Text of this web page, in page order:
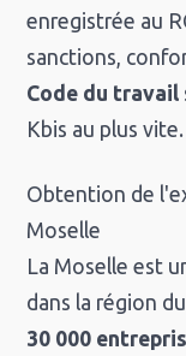
enregistrée au
sanctions,
Code du travail
Kbis au plus vite.
Obtention de
Moselle
La Moselle est
dans la région
30 000